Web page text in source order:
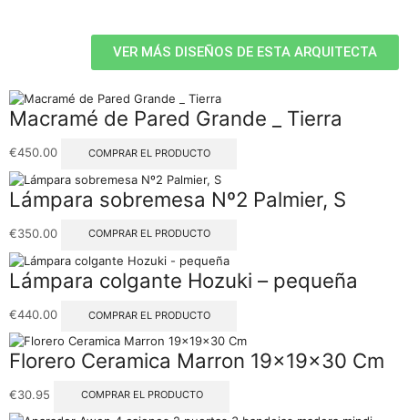
VER MÁS DISEÑOS DE ESTA ARQUITECTA
Macramé de Pared Grande _ Tierra
€450.00 COMPRAR EL PRODUCTO
Lámpara sobremesa Nº2 Palmier, S
€350.00 COMPRAR EL PRODUCTO
Lámpara colgante Hozuki – pequeña
€440.00 COMPRAR EL PRODUCTO
Florero Ceramica Marron 19x19x30 Cm
€30.95 COMPRAR EL PRODUCTO